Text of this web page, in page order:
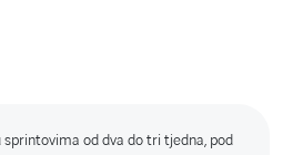
od dva do tri tjedna, pod